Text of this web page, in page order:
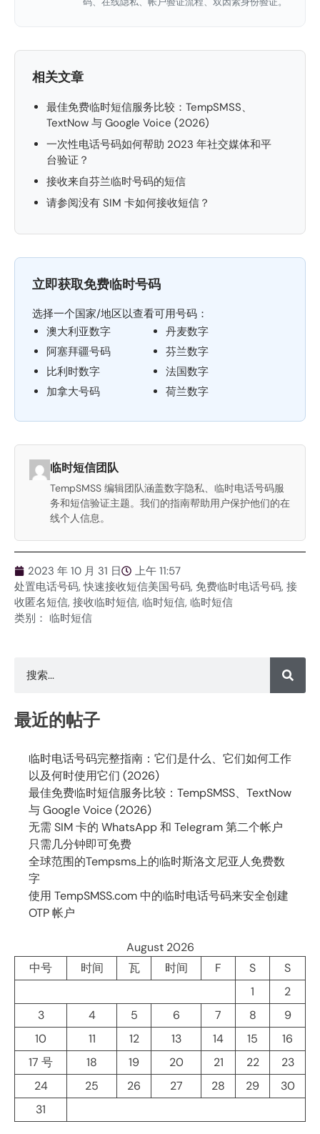
相关文章
最佳免费临时短信服务比较：TempSMSS、
TextNow 与 Google Voice (2026)
一次性电话号码如何帮助 2023 年社交媒体和平
台验证？
接收来自芬兰临时号码的短信
请参阅没有 SIM 卡如何接收短信？
立即获取免费临时号码
选择一个国家/地区以查看可用号码：
澳大利亚数字
阿塞拜疆号码
比利时数字
加拿大号码
丹麦数字
芬兰数字
法国数字
荷兰数字
临时短信团队
TempSMSS 编辑团队涵盖数字隐私、临时电话号码服
务和短信验证主题。我们的指南帮助用户保护他们的在
线个人信息。
2023 年 10 月 31 日
上午 11:57
处置电话号码,快速接收短信美国号码, 免费临时电话号码, 接
收匿名短信, 接收临时短信, 临时短信, 临时短信
类别： 临时短信
最近的帖子
临时电话号码完整指南：它们是什么、它们如何工作
以及何时使用它们 (2026)
最佳免费临时短信服务比较：TempSMSS、TextNow
与 Google Voice (2026)
无需 SIM 卡的 WhatsApp 和 Telegram 第二个帐户
只需几分钟即可免费
全球范围的Tempsms上的临时斯洛文尼亚人免费数
字
使用 TempSMSS.com 中的临时电话号码来安全创建
OTP 帐户
August 2026
中号
时间 瓦 时间 F S
S
1
2
3
4 5 6 7 8
9
10
11 12 13 14 15
16
17 号
18 19 20 21 22
23
24
25 26 27 28 29
30
31